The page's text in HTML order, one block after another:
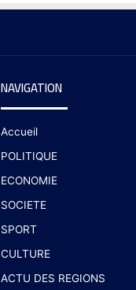
NAVIGATION
Accueil
POLITIQUE
ECONOMIE
SOCIETE
SPORT
CULTURE
ACTU DES REGIONS